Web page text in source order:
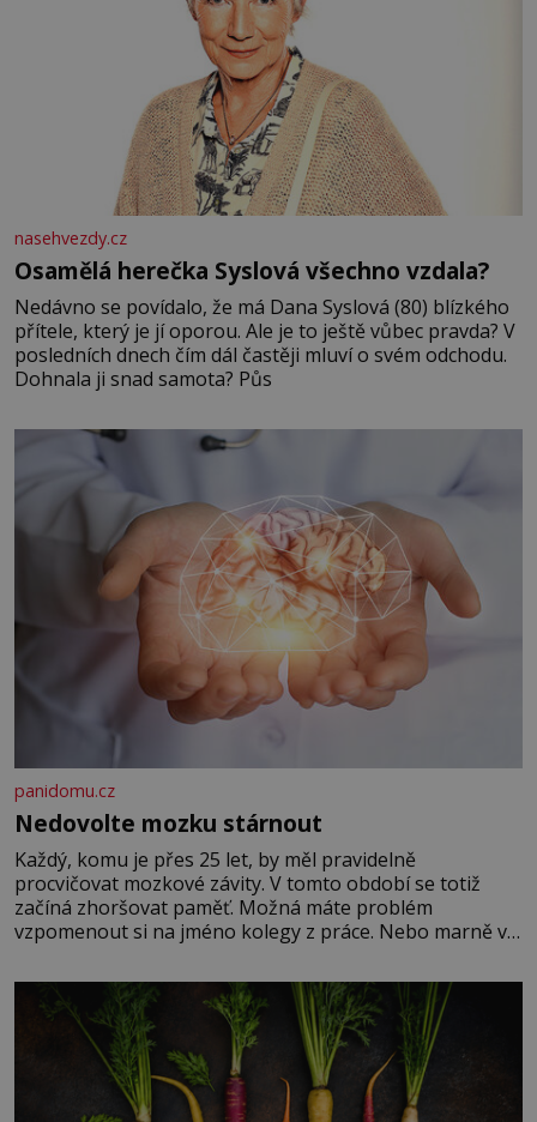
nasehvezdy.cz
Osamělá herečka Syslová všechno vzdala?
Nedávno se povídalo, že má Dana Syslová (80) blízkého
přítele, který je jí oporou. Ale je to ještě vůbec pravda? V
posledních dnech čím dál častěji mluví o svém odchodu.
Dohnala ji snad samota? Půs
panidomu.cz
Nedovolte mozku stárnout
Každý, komu je přes 25 let, by měl pravidelně
procvičovat mozkové závity. V tomto období se totiž
začíná zhoršovat paměť. Možná máte problém
vzpomenout si na jméno kolegy z práce. Nebo marně v
Je to opravdu tak, s věkem jako kdyby se paměť
rozhodla stávkovat. Cvičte